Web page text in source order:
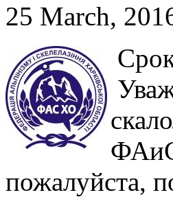
25 March,
пожалуйста,